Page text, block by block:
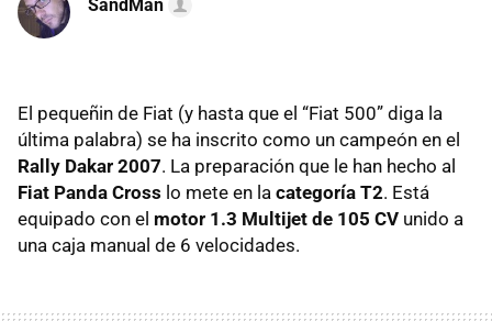
SandMan
El pequeñin de Fiat (y hasta que el “Fiat 500” diga la
última palabra) se ha inscrito como un campeón en el
Rally Dakar 2007. La preparación que le han hecho al
Fiat Panda Cross lo mete en la categoría T2. Está
equipado con el motor 1.3 Multijet de 105 CV unido a
una caja manual de 6 velocidades.